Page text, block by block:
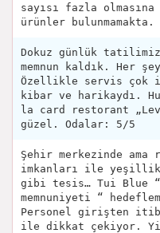
sayısı fazla olmasına
ürünler bulunmamakta.
Dokuz günlük tatilimiz
memnun kaldık. Her
Özellikle servis
kibar ve harikaydı.
la card restorant
güzel. Odalar: 5/5
Şehir merkezinde
imkanları ile
gibi tesis… Tui Blue
memnuniyeti “
Personel girişten
ile dikkat çekiyor.